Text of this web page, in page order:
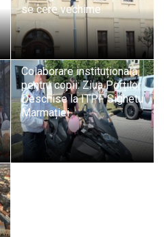
se cere vechime
Colaborare instituțională
pentru copii: Ziua Porților
Deschise la ITPF Sighetu
Marmației